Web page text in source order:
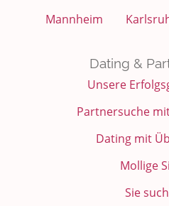
Mannheim
Dating &
Unsere
Partnersuche
Dating mit
Mollige
Sie